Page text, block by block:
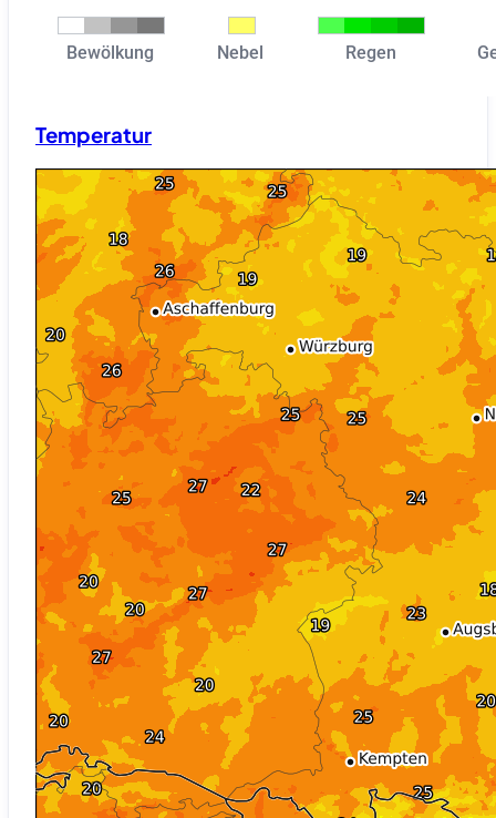
Temperatur